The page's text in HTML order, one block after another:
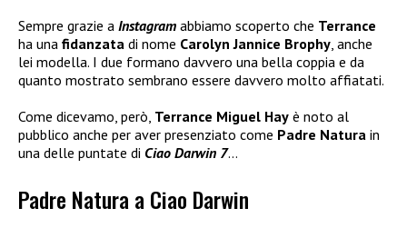
Sempre grazie a Instagram abbiamo scoperto che Terrance
ha una fidanzata di nome Carolyn Jannice Brophy, anche
lei modella. I due formano davvero una bella coppia e da
quanto mostrato sembrano essere davvero molto affiatati.
Come dicevamo, però, Terrance Miguel Hay è noto al
pubblico anche per aver presenziato come Padre Natura in
una delle puntate di Ciao Darwin 7…
Padre Natura a Ciao Darwin